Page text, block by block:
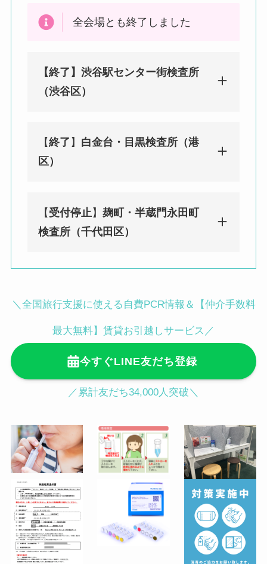
全会場とも終了しました
【終了】渋谷駅センター街検査所
（渋谷区）
アルビル1F
渋谷駅徒歩２分／神泉駅徒歩 8 分
●渋谷駅ハチ公前からの行き方（徒歩
2分）
JR渋谷駅「ハチ公口」から降りてス
クランブル交差点をTSUTAYAの左脇
に続くセンター街入口をまっすぐ進み
ます
【終了 】 白金台・目黒検査所（港
区）
みんなのPCR 白金台・目黒検査所
白金台駅徒歩3分／目黒駅徒歩12分
【 受付停止】 麹町・半蔵門永田町
検査所（千代田区）
査所（千代田区）
〒102-0093 東京都千代田区平河町１
町皮ふ科・形成外科クリニック内）
麹町駅徒歩３分／半蔵門駅徒歩４分／
永田町駅徒歩５分
＼全国旅行支援に使える自費PCR情報＆【仲介手数料
最大無料】賃貸お引越しサービス／
今すぐLINE友だち登録
／累計友だち34,000人突破＼